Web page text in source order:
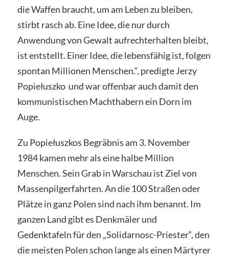
die Waffen braucht, um am Leben zu bleiben,
stirbt rasch ab. Eine Idee, die nur durch
Anwendung von Gewalt aufrechterhalten bleibt,
ist entstellt. Einer Idee, die lebensfähig ist, folgen
spontan Millionen Menschen.“, predigte Jerzy
Popiełuszko und war offenbar auch damit den
kommunistischen Machthabern ein Dorn im
Auge.
Zu Popiełuszkos Begräbnis am 3. November
1984 kamen mehr als eine halbe Million
Menschen. Sein Grab in Warschau ist Ziel von
Massenpilgerfahrten. An die 100 Straßen oder
Plätze in ganz Polen sind nach ihm benannt. Im
ganzen Land gibt es Denkmäler und
Gedenktafeln für den „Solidarnosc-Priester“, den
die meisten Polen schon lange als einen Märtyrer